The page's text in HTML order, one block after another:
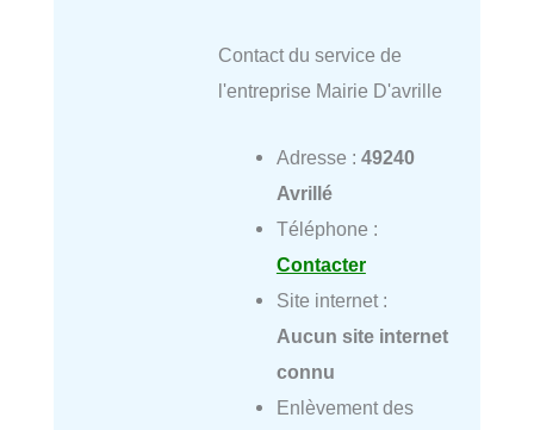
Contact du service de
l'entreprise Mairie D'avrille
Adresse : 49240
Avrillé
Téléphone :
Contacter
Site internet :
Aucun site internet
connu
Enlèvement des